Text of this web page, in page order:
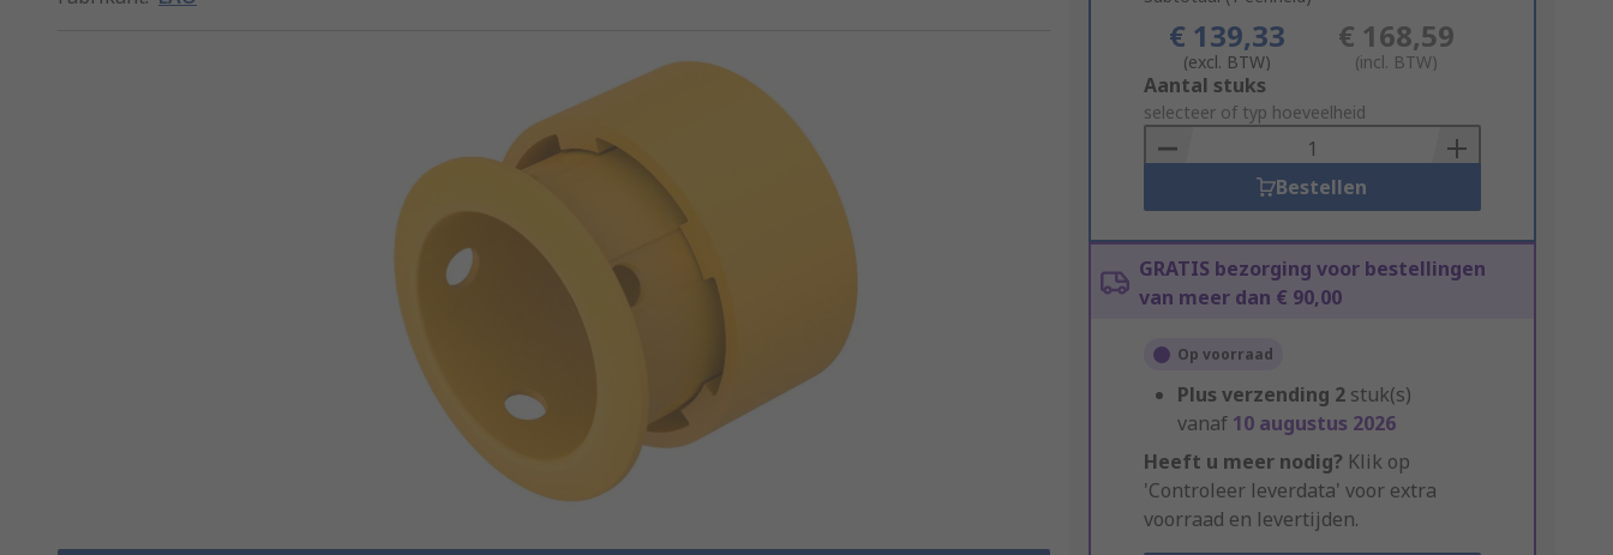
€ 139,33
(excl. BTW)
€ 168,59
(incl. BTW)
Add
to
Basket
Aantal stuks
selecteer of typ hoeveelheid
Bestellen
GRATIS bezorging voor bestellingen
van meer dan € 90,00
Op voorraad
Plus verzending 2 stuk(s)
vanaf 10 augustus 2026
Heeft u meer nodig? Klik op
'Controleer leverdata' voor extra
voorraad en levertijden.